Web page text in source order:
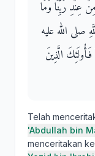
عِنْدِ رَبِّنَا وَمَا
صلى الله عليه
فَأُولَئِكَ الَّذِينَ
Telah
'Abdullah bin
menceritakan